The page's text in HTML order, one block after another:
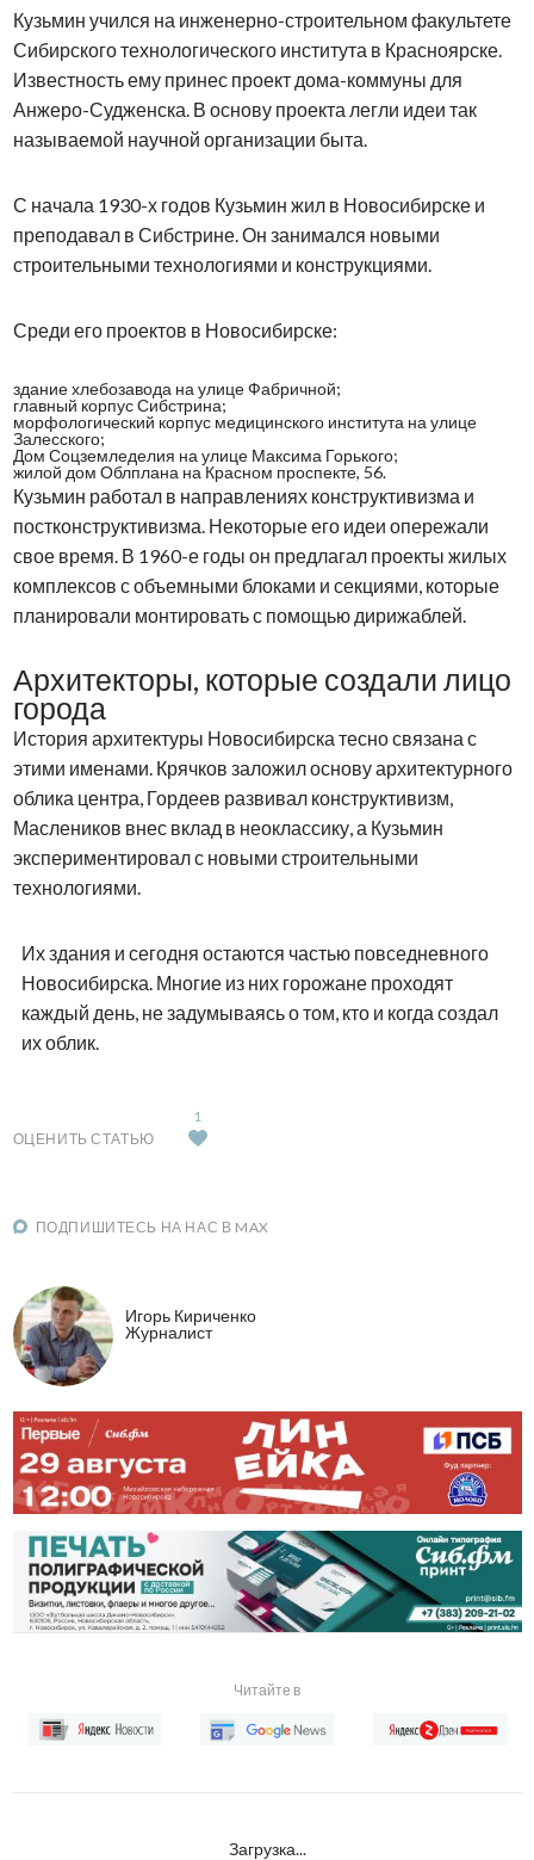
Кузьмин учился на инженерно-строительном факультете
Сибирского технологического института в Красноярске.
Известность ему принес проект дома-коммуны для
Анжеро-Судженска. В основу проекта легли идеи так
называемой научной организации быта.
С начала 1930-х годов Кузьмин жил в Новосибирске и
преподавал в Сибстрине. Он занимался новыми
строительными технологиями и конструкциями.
Среди его проектов в Новосибирске:
здание хлебозавода на улице Фабричной;
главный корпус Сибстрина;
морфологический корпус медицинского института на улице
Залесского;
Дом Соцземледелия на улице Максима Горького;
жилой дом Облплана на Красном проспекте, 56.
Кузьмин работал в направлениях конструктивизма и
постконструктивизма. Некоторые его идеи опережали
свое время. В 1960-е годы он предлагал проекты жилых
комплексов с объемными блоками и секциями, которые
планировали монтировать с помощью дирижаблей.
Архитекторы, которые создали лицо
города
История архитектуры Новосибирска тесно связана с
этими именами. Крячков заложил основу архитектурного
облика центра, Гордеев развивал конструктивизм,
Маслеников внес вклад в неоклассику, а Кузьмин
экспериментировал с новыми строительными
технологиями.
Их здания и сегодня остаются частью повседневного
Новосибирска. Многие из них горожане проходят
каждый день, не задумываясь о том, кто и когда создал
их облик.
ОЦЕНИТЬ СТАТЬЮ
1
ПОДПИШИТЕСЬ НА НАС В MAX
Игорь Кириченко
Журналист
Читайте в
Загрузка...